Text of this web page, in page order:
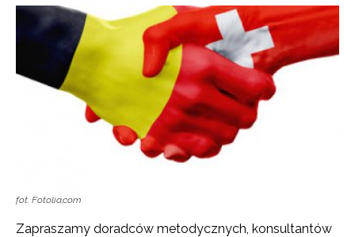
fot. Fotolia.com
Zapraszamy doradców metodycznych, konsultantów